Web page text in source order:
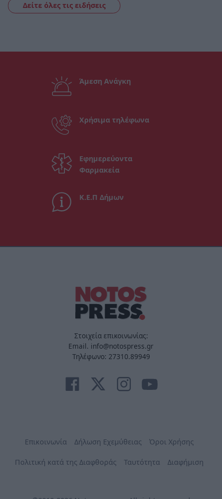
Δείτε όλες τις ειδήσεις
Άμεση Ανάγκη
Χρήσιμα τηλέφωνα
Εφημερεύοντα
Φαρμακεία
Κ.Ε.Π Δήμων
Στοιχεία επικοινωνίας:
Email. info@notospress.gr
Τηλέφωνο: 27310.89949
Επικοινωνία Δήλωση Εχεμύθειας Όροι Χρήσης
Πολιτική κατά της Διαφθοράς Ταυτότητα Διαφήμιση